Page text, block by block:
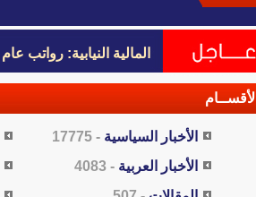
المالية النيابية: رواتب عام 2026 مؤمنة
المالية النيابية: رواتب عام 2026
الأقســام
الأخبار السياسية - 17775
الأخبار العربية - 4083